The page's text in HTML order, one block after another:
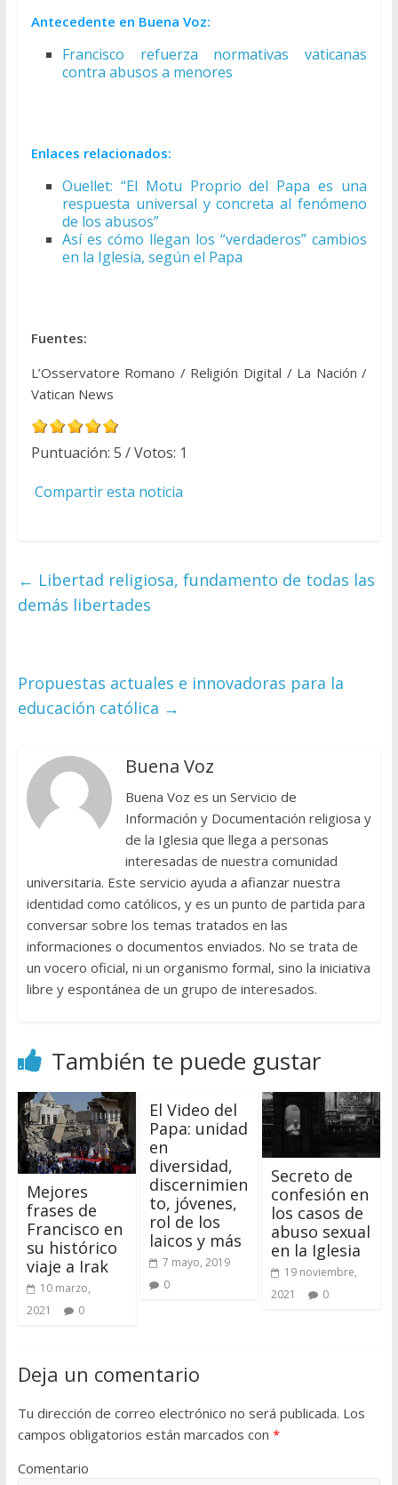
Antecedente en Buena Voz:
Francisco refuerza normativas vaticanas
contra abusos a menores
Enlaces relacionados:
Ouellet: “El Motu Proprio del Papa es una
respuesta universal y concreta al fenómeno
de los abusos”
Así es cómo llegan los “verdaderos” cambios
en la Iglesia, según el Papa
Fuentes:
L’Osservatore Romano / Religión Digital / La Nación /
Vatican News
Puntuación: 5 / Votos: 1
Compartir esta noticia
← Libertad religiosa, fundamento de todas las
demás libertades
Propuestas actuales e innovadoras para la
educación católica →
Buena Voz
Buena Voz es un Servicio de
Información y Documentación religiosa y
de la Iglesia que llega a personas
interesadas de nuestra comunidad
universitaria. Este servicio ayuda a afianzar nuestra
identidad como católicos, y es un punto de partida para
conversar sobre los temas tratados en las
informaciones o documentos enviados. No se trata de
un vocero oficial, ni un organismo formal, sino la iniciativa
libre y espontánea de un grupo de interesados.
También te puede gustar
Mejores
frases de
Francisco en
su histórico
viaje a Irak
10 marzo,
2021
0
El Video del
Papa: unidad
en
diversidad,
discernimien
to, jóvenes,
rol de los
laicos y más
7 mayo, 2019
0
Secreto de
confesión en
los casos de
abuso sexual
en la Iglesia
19 noviembre,
2021
0
Deja un comentario
Tu dirección de correo electrónico no será publicada. Los
campos obligatorios están marcados con *
Comentario